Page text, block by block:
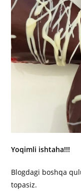
Yoqimli ishtaha!!!
Blogdagi boshqa
topasiz.